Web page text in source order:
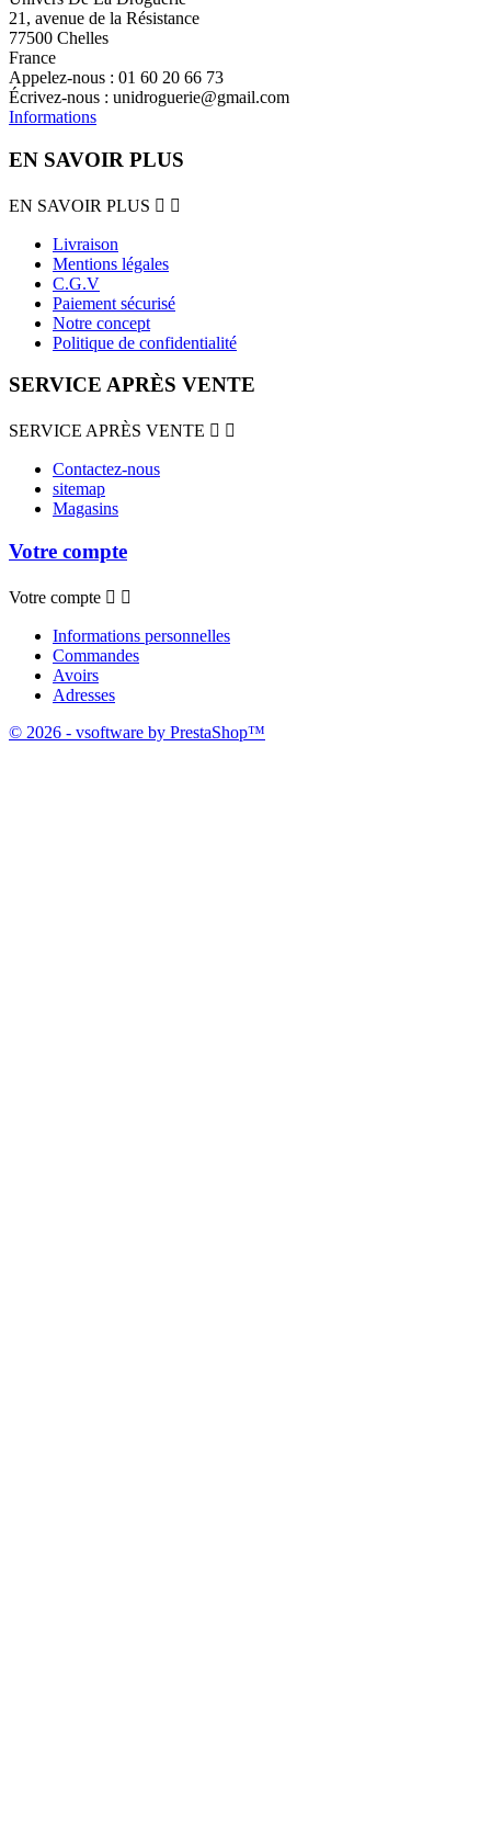
21, avenue de la Résistance
77500 Chelles
France
Appelez-nous : 01 60 20 66 73
Écrivez-nous : unidroguerie@gmail.com
Informations
EN SAVOIR PLUS
EN SAVOIR PLUS  
Livraison
Mentions légales
C.G.V
Paiement sécurisé
Notre concept
Politique de confidentialité
SERVICE APRÈS VENTE
SERVICE APRÈS VENTE  
Contactez-nous
sitemap
Magasins
Votre compte
Votre compte  
Informations personnelles
Commandes
Avoirs
Adresses
© 2026 - vsoftware by PrestaShop™